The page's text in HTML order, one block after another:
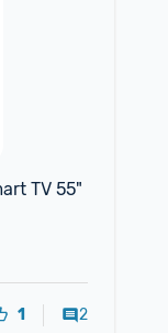
TV 55"
1 2